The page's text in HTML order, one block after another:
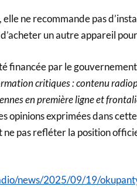
elle ne recommande pas
un autre appareil
financée par le
critiques : contenu
en première ligne et
opinions exprimées dans
ne pas refléter la position
news/2025/09/19/